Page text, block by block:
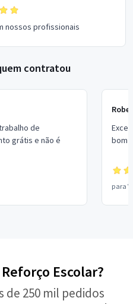
nossos profissionais
contratou
de
grátis e não é
bom
para
Escolar?
de 250 mil pedidos